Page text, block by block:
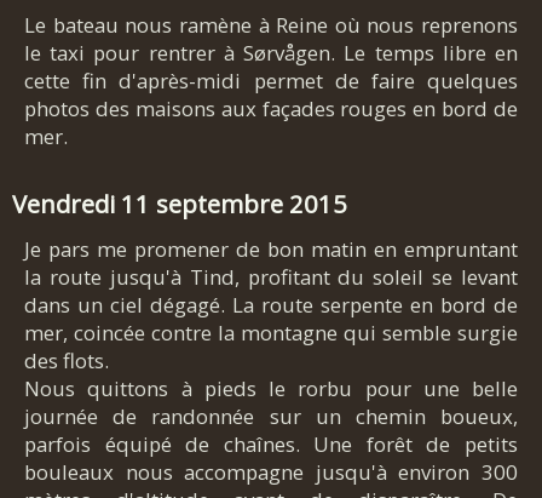
Le bateau nous ramène à Reine où nous reprenons
le taxi pour rentrer à Sørvågen. Le temps libre en
cette fin d'après-midi permet de faire quelques
photos des maisons aux façades rouges en bord de
mer.
Vendredi 11 septembre 2015
Je pars me promener de bon matin en empruntant
la route jusqu'à Tind, profitant du soleil se levant
dans un ciel dégagé. La route serpente en bord de
mer, coincée contre la montagne qui semble surgie
des flots.
Nous quittons à pieds le rorbu pour une belle
journée de randonnée sur un chemin boueux,
parfois équipé de chaînes. Une forêt de petits
bouleaux nous accompagne jusqu'à environ 300